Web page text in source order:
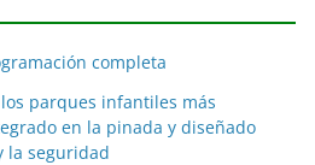
completa
parques infantiles más
en la pinada y diseñado
la seguridad